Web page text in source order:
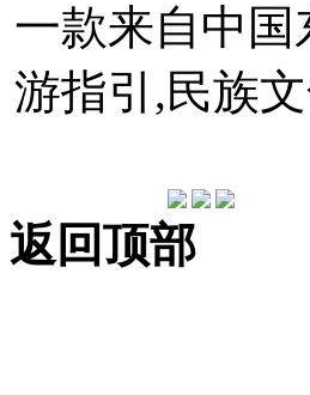
一款来自中国
游指引,民族
返回顶部